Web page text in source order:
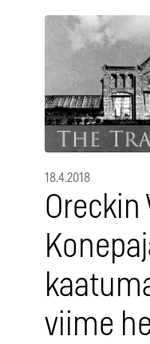
18.4.2018
Oreckin
viime